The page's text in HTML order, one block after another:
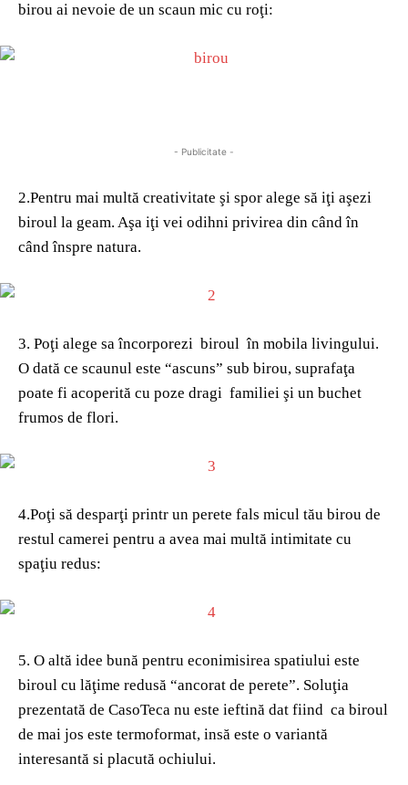
birou ai nevoie de un scaun mic cu roţi:
- Publicitate -
2.Pentru mai multă creativitate şi spor alege să iţi aşezi
biroul la geam. Aşa iţi vei odihni privirea din când în
când înspre natura.
3. Poţi alege sa încorporezi biroul în mobila livingului.
O dată ce scaunul este “ascuns” sub birou, suprafaţa
poate fi acoperită cu poze dragi familiei şi un buchet
frumos de flori.
4.Poţi să desparţi printr un perete fals micul tău birou de
restul camerei pentru a avea mai multă intimitate cu
spaţiu redus:
5. O altă idee bună pentru econimisirea spatiului este
biroul cu lăţime redusă “ancorat de perete”. Soluţia
prezentată de CasoTeca nu este ieftină dat fiind ca biroul
de mai jos este termoformat, insă este o variantă
interesantă si placută ochiului.